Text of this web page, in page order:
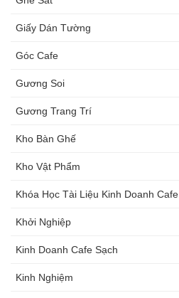
Giấy Dán Tường
Góc Cafe
Gương Soi
Gương Trang Trí
Kho Bàn Ghế
Kho Vật Phẩm
Khóa Học Tài Liệu Kinh Doanh Cafe
Khởi Nghiệp
Kinh Doanh Cafe Sạch
Kinh Nghiệm